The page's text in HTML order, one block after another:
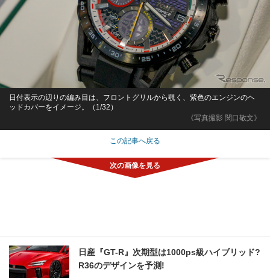
《写真撮影 関口敬文》
日付表示の辺りの編み目は、フロントグリルから覗く、紫色のエンジンのヘ
ッドカバーをイメージ。（1/32）
この記事へ戻る
日産『GT-R』次期型は1000ps級ハイブリッド?
R36のデザインを予測!